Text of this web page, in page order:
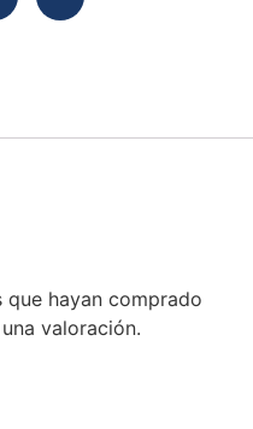
hayan comprado
valoración.